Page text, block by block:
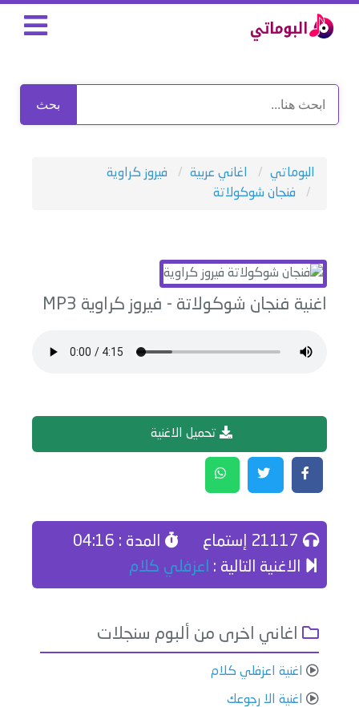
بحث
البوماتي اغاني عربية
فيروز كراوية
فنجان شوكولاتة
اغنية فنجان شوكولاتة - فيروز كراوية
تحميل الاغنية
المدة : 04:16
الاغنية التالية : اعزفلي كلام
اغاني اخرى من ألبوم سنجلات
اغنية اعزفلي كلام
اغنية الا رجوعك